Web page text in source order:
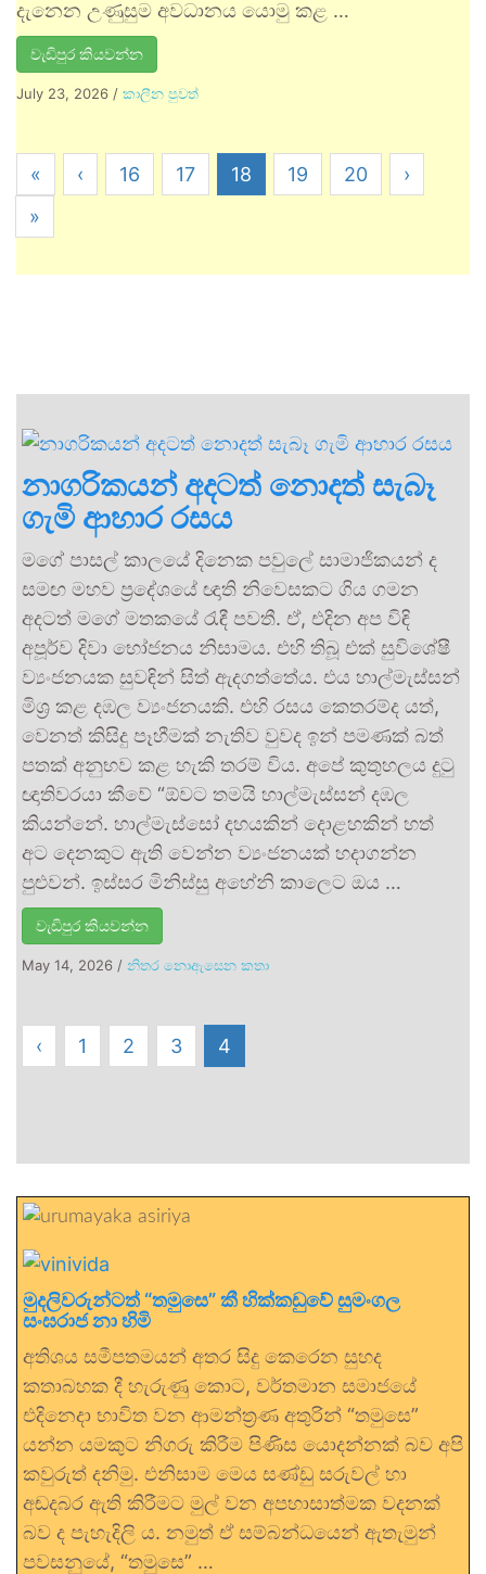
දැනෙන උණුසුම අවධානය යොමු කළ …
වැඩිපුර කියවන්න
July 23, 2026 / කාලීන පුවත්
« ‹ 16 17 18 19 20
›
»
නාගරිකයන් අදටත් නොදත් සැබෑ
ගැමි ආහාර රසය
මගේ පාසල් කාලයේ දිනෙක පවුලේ සාමාජිකයන් ද
සමඟ මහව ප්‍රදේශයේ ඥාති නිවෙසකට ගිය ගමන
අදටත් මගේ මතකයේ රැඳී පවතී. ඒ, එදින අප විඳි
අපූර්ව දිවා භෝජනය නිසාමය. එහි තිබූ එක් සුවිශේෂී
ව්‍යංජනයක සුවඳින් සිත් ඇදගත්තේය. එය හාල්මැස්සන්
මිශ්‍ර කළ දඹල ව්‍යංජනයකි. එහි රසය කෙතරම්ද යත්,
වෙනත් කිසිදු පෑහීමක් නැතිව වුවද ඉන් පමණක් බත්
පතක් අනුභව කළ හැකි තරම් විය. අපේ කුතුහලය දුටු
ඥාතිවරයා කීවේ “ඕවට තමයි හාල්මැස්සන් දඹල
කියන්නේ. හාල්මැස්සෝ දහයකින් දොළහකින් හත්
අට දෙනකුට ඇති වෙන්න ව්‍යංජනයක් හදාගන්න
පුළුවන්. ඉස්සර මිනිස්සු අහේනි කාලෙට ඔය …
වැඩිපුර කියවන්න
May 14, 2026 / නිතර නොඇසෙන කතා
‹ 1 2 3 4
මුදලිවරුන්ටත් “තමුසෙ” කී හික්කඩුවේ සුමංගල
සංඝරාජ නා හිමි
අතිශය සමීපතමයන් අතර සිදු කෙරෙන සුහද
කතාබහක දී හැරුණු කොට, වර්තමාන සමාජයේ
එදිනෙදා භාවිත වන ආමන්ත්‍රණ අතුරින් “තමුසෙ”
යන්න යමකුට නිගරු කිරීම පිණිස යොදන්නක් බව අපි
කවුරුත් දනිමු. එනිසාම මෙය සණ්ඩු සරුවල් හා
අඬදබර ඇති කිරීමට මුල් වන අපහාසාත්මක වදනක්
බව ද පැහැදිලි ය. නමුත් ඒ සම්බන්ධයෙන් ඇතැමුන්
පවසනුයේ, “තමුසෙ” …